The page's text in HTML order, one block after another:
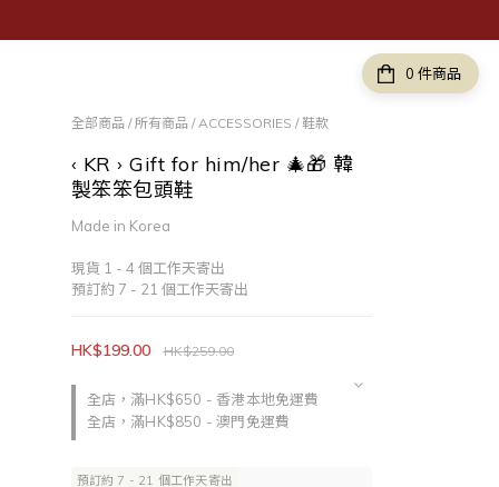
件商品
全部商品 /所有商品 /ACCESSORIES /鞋款
‹ KR › Gift for him/her 🎄🎁 韓
製笨笨包頭鞋
Made in Korea
現貨 1 - 4 個工作天寄出
預訂約 7 - 21 個工作天寄出
全店，滿HK$650 - 香港本地免運費
全店，滿HK$850 - 澳門免運費
HK$259.00
HK$199.00
預訂約 7 - 21 個工作天寄出